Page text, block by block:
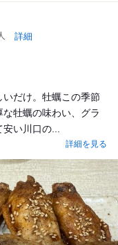
詳細
だけ。牡蠣この季節
牡蠣の味わい、グラ
安い川口の...
詳細を見る